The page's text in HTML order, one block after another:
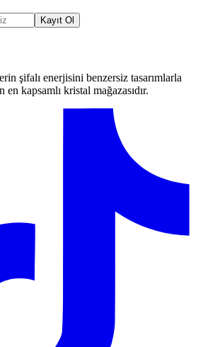
Kayıt Ol
şifalı enerjisini benzersiz tasarımlarla
kapsamlı kristal mağazasıdır.